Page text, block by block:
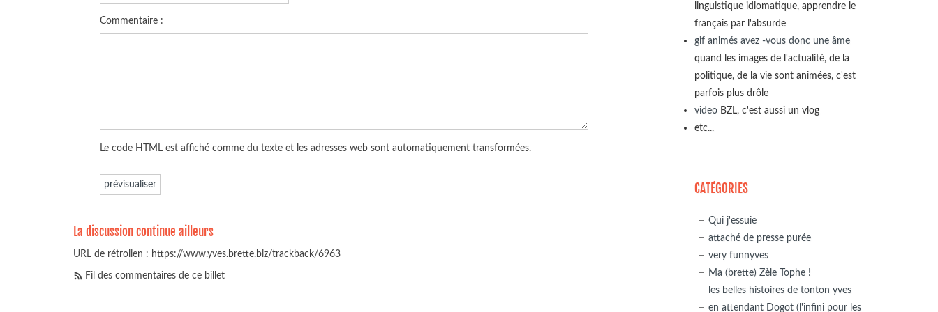
Commentaire :
Le code HTML est affiché comme du texte et les adresses web sont automatiquement transformées.
La discussion continue ailleurs
URL de rétrolien : https://www.yves.brette.biz/trackback/6963
Fil des commentaires de ce billet
linguistique idiomatique, apprendre le
français par l'absurde
gif animés avez -vous donc une âme
quand les images de l'actualité, de la
politique, de la vie sont animées, c'est
parfois plus drôle
video BZL, c'est aussi un vlog
etc...
CATÉGORIES
Qui j'essuie
attaché de presse purée
very funnyves
Ma (brette) Zèle Tophe !
les belles histoires de tonton yves
en attendant Dogot (l'infini pour les